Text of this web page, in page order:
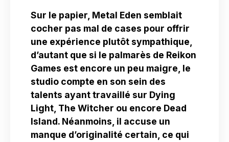
Sur le papier, Metal Eden semblait
cocher pas mal de cases pour offrir
une expérience plutôt sympathique,
d’autant que si le palmarès de Reikon
Games est encore un peu maigre, le
studio compte en son sein des
talents ayant travaillé sur Dying
Light, The Witcher ou encore Dead
Island. Néanmoins, il accuse un
manque d’originalité certain, ce qui